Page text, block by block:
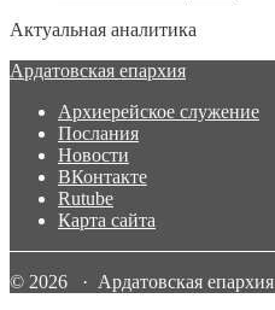
Актуальная аналитика
Ардатовская епархия
Архиерейское служение
Послания
Новости
ВКонтакте
Rutube
Карта сайта
© 2026 · Ардатовская епархия